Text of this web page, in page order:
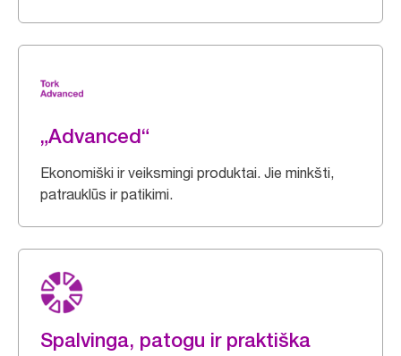
„Advanced“
Ekonomiški ir veiksmingi produktai. Jie minkšti,
patrauklūs ir patikimi.
Spalvinga, patogu ir praktiška